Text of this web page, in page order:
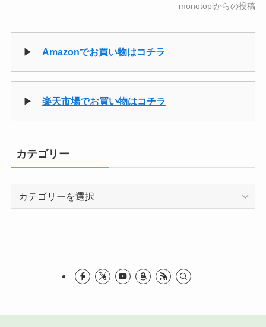
monotopiからの投稿
▶ Amazonでお買い物はコチラ
▶ 楽天市場でお買い物はコチラ
カテゴリー